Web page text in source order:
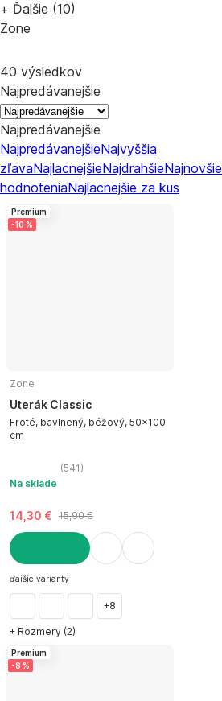
+ Ďalšie (10)
Zone
40 výsledkov
Najpredávanejšie
Najpredávanejšie
NajpredávanejšieNajvyššia
zľavaNajlacnejšieNajdrahšieNajnovšie
hodnoteniaNajlacnejšie za kus
Premium
-10 %
Zone
Uterák Classic
Froté, bavlnený, béžový, 50x100
cm
(541 )
Na sklade
14,30 € 15,90 €
DO KOŠÍKA
ďalšie varianty
+8
+ Rozmery (2)
Premium
-8 %